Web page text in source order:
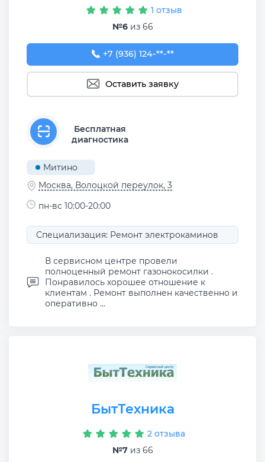
1 отзыв
№6из 66
+7 (936) 124-37-22
+7 (936) 124-**-**
Оставить заявку
Бесплатная
диагностика
Митино
Москва, Волоцкой переулок, 3
пн-вс 10:00-20:00
Специализация: Ремонт электрокаминов
В сервисном центре провели
полноценный ремонт газонокосилки .
Понравилось хорошее отношение к
клиентам . Ремонт выполнен качественно и
оперативно ...
БытТехника
2 отзыва
№7из 66